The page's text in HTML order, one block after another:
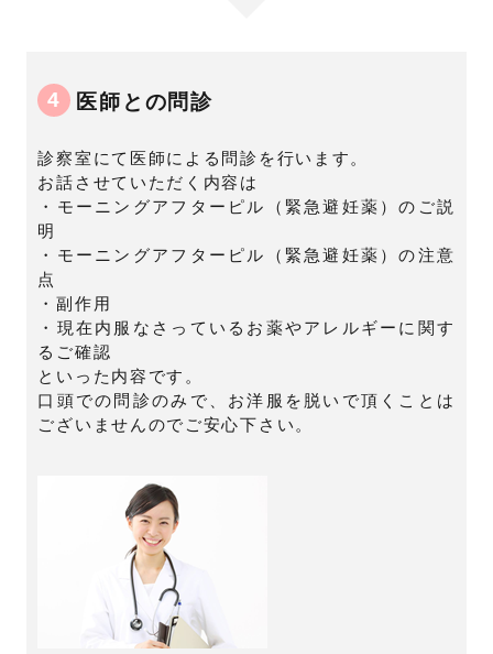
4 医師との問診
診察室にて医師による問診を行います。
お話させていただく内容は
・モーニングアフターピル（緊急避妊薬）のご説
明
・モーニングアフターピル（緊急避妊薬）の注意
点
・副作用
・現在内服なさっているお薬やアレルギーに関す
るご確認
といった内容です。
口頭での問診のみで、お洋服を脱いで頂くことは
ございませんのでご安心下さい。